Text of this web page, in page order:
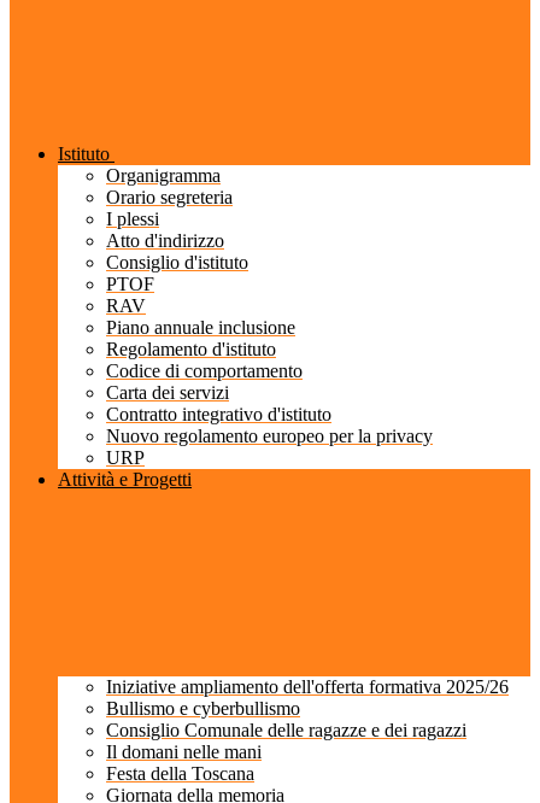
Istituto
Organigramma
Orario segreteria
I plessi
Atto d'indirizzo
Consiglio d'istituto
PTOF
RAV
Piano annuale inclusione
Regolamento d'istituto
Codice di comportamento
Carta dei servizi
Contratto integrativo d'istituto
Nuovo regolamento europeo per la privacy
URP
Attività e Progetti
Iniziative ampliamento dell'offerta formativa 2025/26
Bullismo e cyberbullismo
Consiglio Comunale delle ragazze e dei ragazzi
Il domani nelle mani
Festa della Toscana
Giornata della memoria